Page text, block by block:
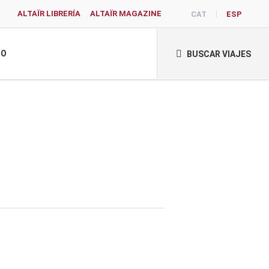
ALTAÏR LIBRERÍA ALTAÏR MAGAZINE CAT ESP
BUSCAR VIAJES